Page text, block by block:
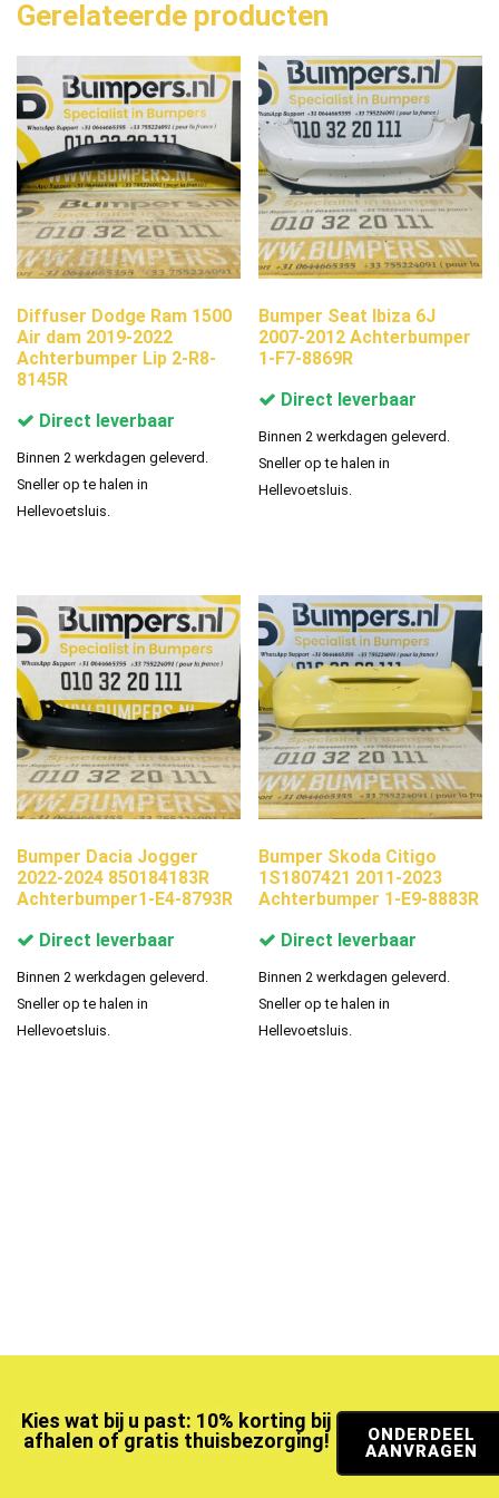
Gerelateerde producten
Diffuser Dodge Ram 1500
Air dam 2019-2022
Achterbumper Lip 2-R8-
8145R
Direct leverbaar
Binnen 2 werkdagen geleverd.
Sneller op te halen in
Hellevoetsluis.
Bumper Seat Ibiza 6J
2007-2012 Achterbumper
1-F7-8869R
Direct leverbaar
Binnen 2 werkdagen geleverd.
Sneller op te halen in
Hellevoetsluis.
Bumper Dacia Jogger
2022-2024 850184183R
Achterbumper1-E4-8793R
Direct leverbaar
Binnen 2 werkdagen geleverd.
Sneller op te halen in
Hellevoetsluis.
Bumper Skoda Citigo
1S1807421 2011-2023
Achterbumper 1-E9-8883R
Direct leverbaar
Binnen 2 werkdagen geleverd.
Sneller op te halen in
Hellevoetsluis.
Kies wat bij u past: 10% korting bij
afhalen of gratis thuisbezorging!
ONDERDEEL
AANVRAGEN